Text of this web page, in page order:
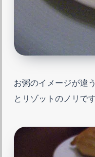
お粥のイメージが違
とリゾットのノリで